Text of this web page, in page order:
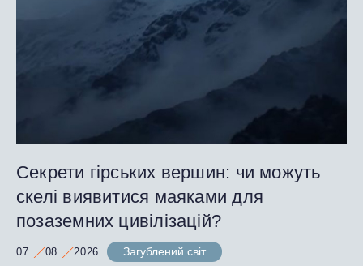
Секрети гірських вершин: чи можуть
скелі виявитися маяками для
позаземних цивілізацій?
07 08 2026
Загублений світ